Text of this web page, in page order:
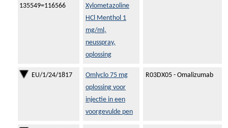
135549=116566
Xylometazoline
HCl Menthol 1
mg/ml,
neusspray,
oplossing
EU/1/24/1817
Omlyclo 75 mg
oplossing voor
injectie in een
voorgevulde pen
R03DX05 - Omalizumab